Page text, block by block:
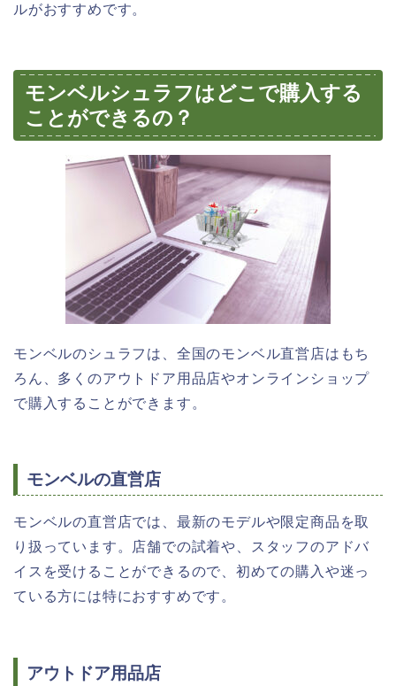
ルがおすすめです。
モンベルシュラフはどこで購入する
ことができるの？
モンベルのシュラフは、全国のモンベル直営店はもち
ろん、多くのアウトドア用品店やオンラインショップ
で購入することができます。
モンベルの直営店
モンベルの直営店では、最新のモデルや限定商品を取
り扱っています。店舗での試着や、スタッフのアドバ
イスを受けることができるので、初めての購入や迷っ
ている方には特におすすめです。
アウトドア用品店